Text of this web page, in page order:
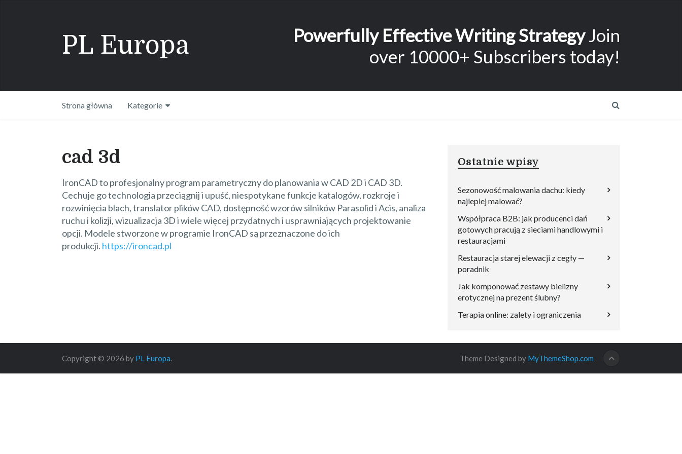
PL Europa Powerfully Effective Writing StrategyJoin
over 10000+ Subscribers today!
Strona główna Kategorie
cad 3d
IronCAD to profesjonalny program parametryczny do planowania w CAD 2D i CAD 3D.
Cechuje go technologia przeciągnij i upuść, niespotykane funkcje katalogów, rozkroje i
rozwinięcia blach, translator plików CAD, dostępność wzorów silników Parasolid i Acis, analiza
ruchu i kolizji, wizualizacja 3D i wiele więcej przydatnych i usprawniających projektowanie
opcji. Modele stworzone w programie IronCAD są przeznaczone do ich
produkcji. https://ironcad.pl
Ostatnie wpisy
Sezonowość malowania dachu: kiedy
najlepiej malować?
Współpraca B2B: jak producenci dań
gotowych pracują z sieciami handlowymi i
restauracjami
Restauracja starej elewacji z cegły —
poradnik
Jak komponować zestawy bielizny
erotycznej na prezent ślubny?
Terapia online: zalety i ograniczenia
Copyright © 2026 by PL Europa. Theme Designed by MyThemeShop.com